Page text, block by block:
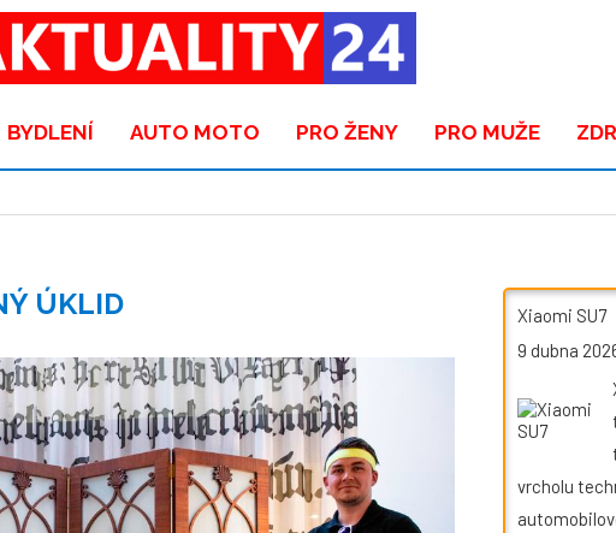
BYDLENÍ AUTO MOTO PRO ŽENY PRO MUŽE
ÚKLID
Xiaomi SU7
9 dubna
vrcholu